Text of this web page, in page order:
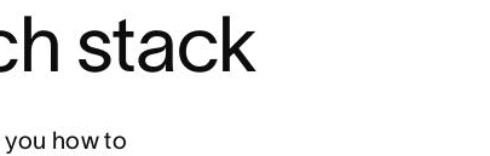
stack
you how to